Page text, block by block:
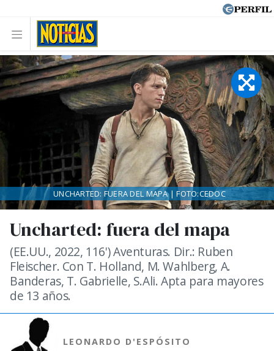
Uncharted: fuera del mapa
(EE.UU., 2022, 116') Aventuras. Dir.: Ruben
Fleischer. Con T. Holland, M. Wahlberg, A.
Banderas, T. Gabrielle, S.Ali. Apta para mayores
de 13 años.
LEONARDO D'ESPÓSITO
UNCHARTED: FUERA DEL MAPA | FOTO:CEDOC